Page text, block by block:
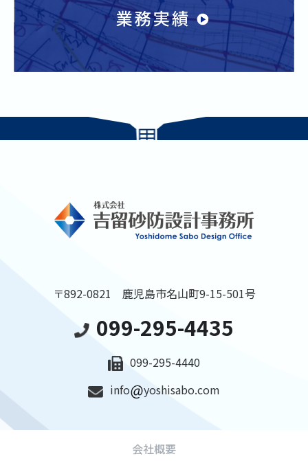
〒892-0821 鹿児島市名山町9-15-501号
099-295-4435
099-295-4440
info
yoshisabo.com
会社概要